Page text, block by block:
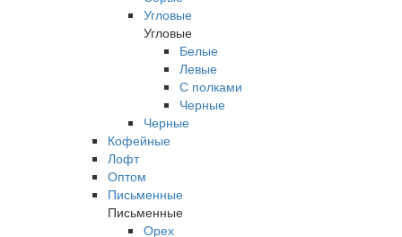
Угловые
Угловые
Белые
Левые
С полками
Черные
Черные
Кофейные
Лофт
Оптом
Письменные
Письменные
Орех